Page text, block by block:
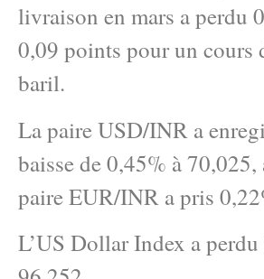
livraison en mars a perdu
0,09 points pour un cours
baril.
La paire USD/INR a
baisse de 0,45% à
paire EUR/INR a pris
L’US Dollar Index a